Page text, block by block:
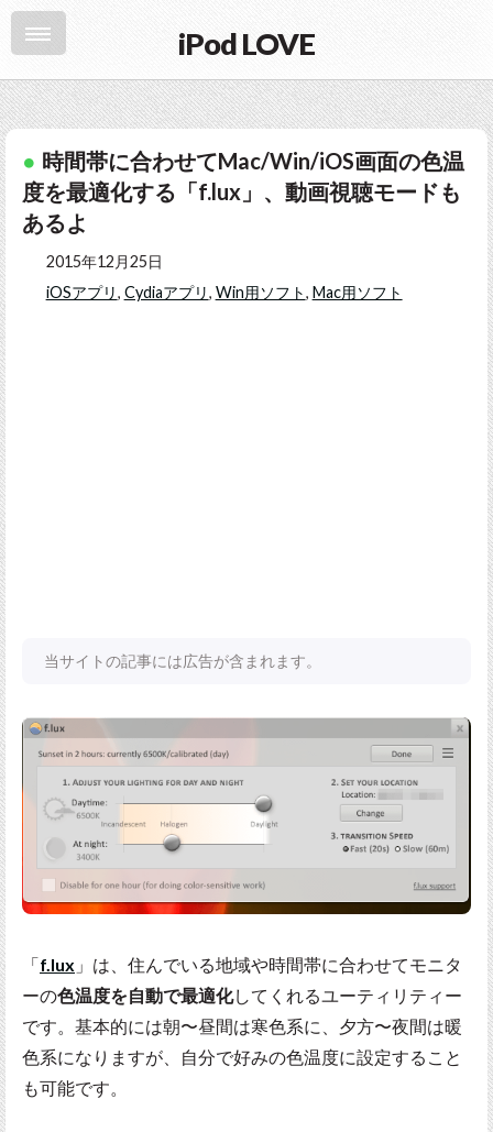
iPod LOVE
時間帯に合わせてMac/Win/iOS画面の色温
度を最適化する「f.lux」、動画視聴モードも
あるよ
2015年12月25日
iOSアプリ, Cydiaアプリ, Win用ソフト, Mac用ソフト
当サイトの記事には広告が含まれます。
「f.lux 」は、住んでいる地域や時間帯に合わせてモニタ
ーの色温度を自動で最適化してくれるユーティリティー
です。基本的には朝〜昼間は寒色系に、夕方〜夜間は暖
色系になりますが、自分で好みの色温度に設定すること
も可能です。